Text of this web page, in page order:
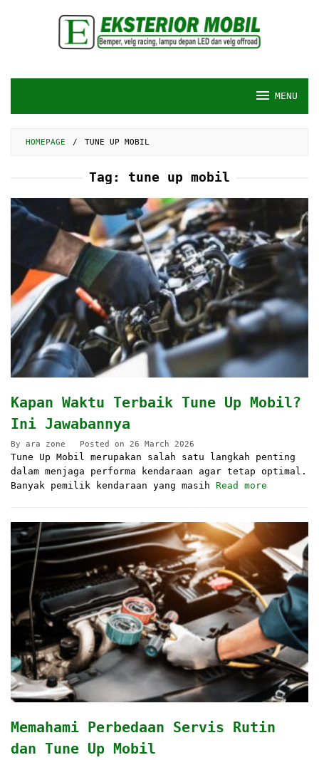
MENU
HOMEPAGE / TUNE UP MOBIL
Tag: tune up mobil
Kapan Waktu Terbaik Tune Up Mobil?
Ini Jawabannya
By ara zone Posted on 26 March 2026
Tune Up Mobil merupakan salah satu langkah penting
dalam menjaga performa kendaraan agar tetap optimal.
Banyak pemilik kendaraan yang masih Read more
Memahami Perbedaan Servis Rutin
dan Tune Up Mobil